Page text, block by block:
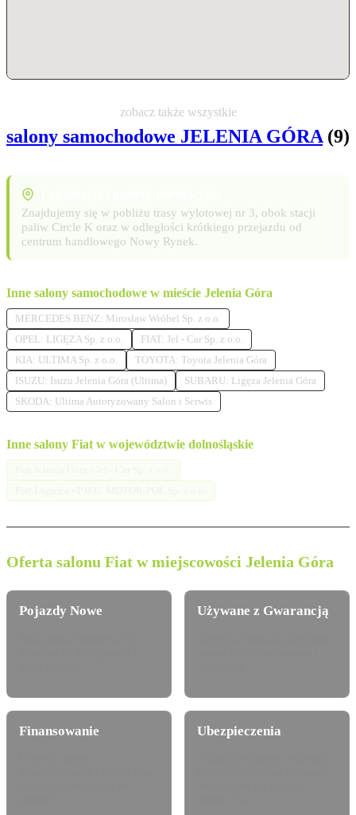
zobacz także wszystkie
salony samochodowe JELENIA GÓRA(9)
Znajdujemy się w pobliżu trasy wylotowej nr 3, obok stacji
paliw Circle K oraz w odległości krótkiego przejazdu od
centrum handlowego Nowy Rynek.
Inne salony samochodowe w mieście Jelenia Góra
MERCEDES BENZ: Mirosław Wróbel Sp. z o.o.
OPEL: LIGĘZA Sp. z o.o.
FIAT: Jel - Car Sp. z o.o.
KIA: ULTIMA Sp. z o.o.
TOYOTA: Toyota Jelenia Góra
ISUZU: Isuzu Jelenia Góra (Ultima)
SUBARU: Ligęza Jelenia Góra
SKODA: Ultima Autoryzowany Salon i Serwis
Inne salony Fiat w województwie dolnośląskie
Oferta salonu Fiat w miejscowości Jelenia Góra
Pojazdy Nowe Używane z Gwarancją
Finansowanie Ubezpieczenia